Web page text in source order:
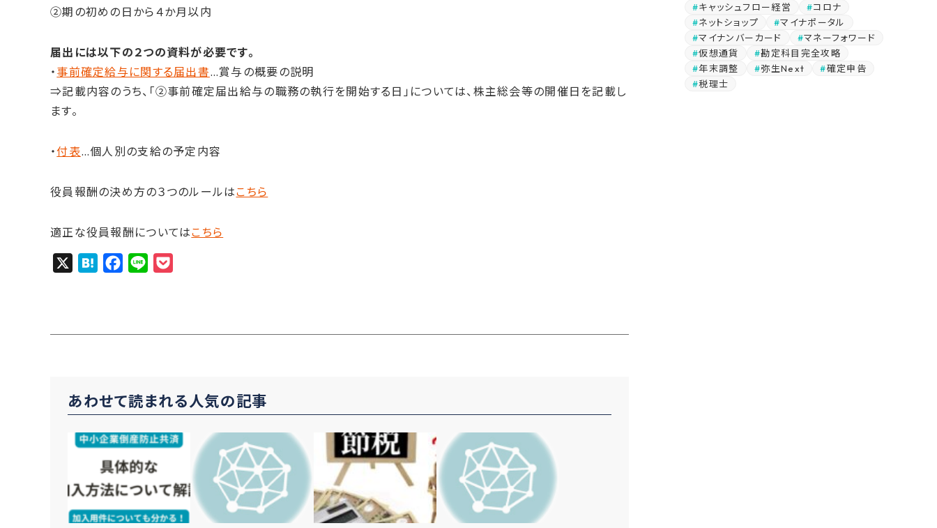
②期の初めの日から４か月以内
届出には以下の２つの資料が必要です。
・ 事前確定給与に関する届出書…賞与の概要の説明
⇒記載内容のうち、「②事前確定届出給与の職務の執行を開始する日」については、株主総会等の開催日を記載し
ます。
・付表…個人別の支給の予定内容
役員報酬の決め方の３つのルールはこちら
適正な役員報酬についてはこちら
H
k
あわせて読まれる人気の記事
キャッシュフロー経営
コロナ
ネットショップ
マイナポータル
マイナンバーカード
マネーフォワード
仮想通貨
勘定科目完全攻略
年末調整
弥生Next
確定申告
税理士